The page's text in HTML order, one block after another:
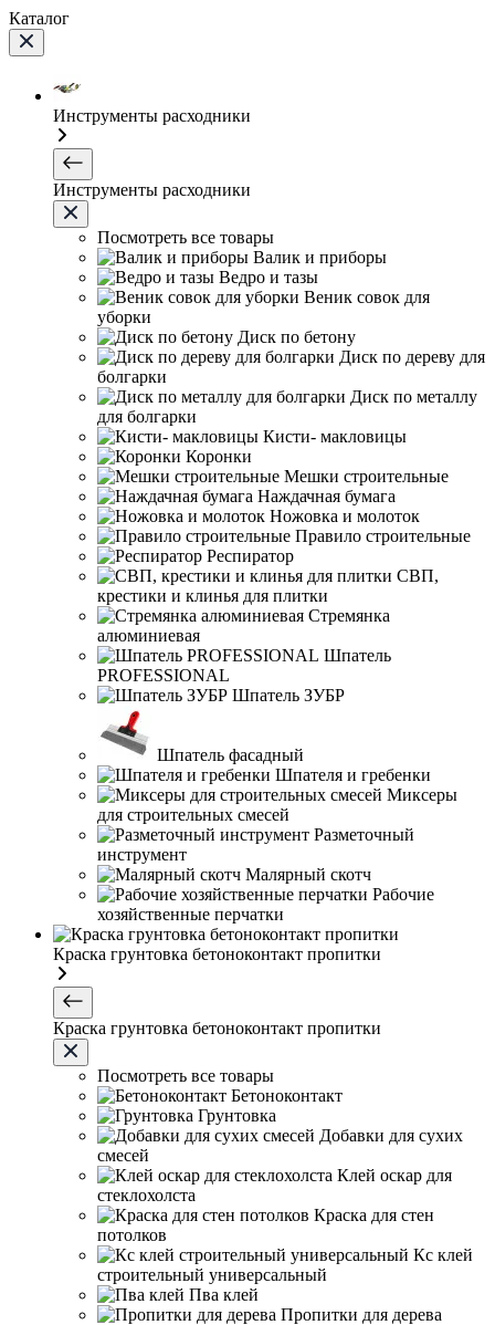
Каталог
Инструменты расходники
Инструменты расходники
Посмотреть все товары
Валик и приборы
Ведро и тазы
Веник совок для
уборки
Диск по бетону
Диск по дереву для
болгарки
Диск по металлу
для болгарки
Кисти- макловицы
Коронки
Мешки строительные
Наждачная бумага
Ножовка и молоток
Правило строительные
Респиратор
СВП,
крестики и клинья для плитки
Стремянка
алюминиевая
Шпатель
PROFESSIONAL
Шпатель ЗУБР
Шпатель фасадный
Шпателя и гребенки
Миксеры
для строительных смесей
Разметочный
инструмент
Малярный скотч
Рабочие
хозяйственные перчатки
Краска грунтовка бетоноконтакт пропитки
Краска грунтовка бетоноконтакт пропитки
Посмотреть все товары
Бетоноконтакт
Грунтовка
Добавки для сухих
смесей
Клей оскар для
стеклохолста
Краска для стен
потолков
Кс клей
строительный универсальный
Пва клей
Пропитки для дерева